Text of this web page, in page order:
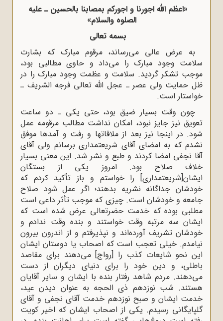
«اعظم الله اجورنا و اجورکم بمصابنا بالحسین ـ علیه
الصلوه والسلام»‌
‌‌بسمه تعالی‌
به عرض عالی می‌رساند، مرقوم مبارک که بشارت
سلامت وجود مبارک را می‌داد و‌ ‌حاوی مطالبی بود،
موجب تشکر گردید. سلامت و عظمت وجود مبارک را در
ظل‌ ‌حمایت ولی عصر ـ عجل الله تعالی فرجه الشریف ـ
خواستار است.‌
چون وقت بسیار ضیق بود، حتی یکی ـ دو ساعت
تعویق نیز جایز نبود، امکان نداشت‌ ‌مطالب مرقومه عمل
شود. در اینجا نیز بعد از ملاقاتها و رفت و آمدها موفق
نشدم که به‌ ‌امضای آقای شریعتمداری برسانم ولی آقای
آقا نجفی‌ امضا کردند و طبع و نشر شد.‌ ‌این معنی بسیار
خلاف صلاح بود. امروز یکی از بستگان
ایشان[شریعتمداری] را خواستم و باز تأکید‌ ‌کردم که
خودشان جداگانه نشریه بدهند؛ اگر عمل شود صلاح
جامعه و خودشان است.‌ چیزی که موجب تأثر داعی است
مطلبی بوده که خدمت حضرتعالی عرض شده‌ ‌است که
ایشان سه مرتبه وقت خواستند و بنده وقت ندادم و
خودشان تشریف آورده‌اند و‌ ‌نپذیرفتم و از اندرون بیرون
نیامدم. خیلی تعجب است که اصحاب یا دوستان ایشان
این‌ ‌نحو شایعات کذب را ‌‌[‌‌رواج‌‌]‌‌ می‌دهند برای مقاصد
باطلی، و دین خود را برای دنیای‌ ‌دیگران از دست
می‌دهند. مردم شاهد رفتار بنده با ایشان و سایر آقایان
هستند. شب‌ ‌نوزدهم ذی الحجه به عنوان دیدن عید،
خدمت ایشان و صبح نوزدهم خدمت آقای‌ نجفی و آقای
گلپایگانی رسیدم. یکی از اصحاب ایشان که اخیر کویت